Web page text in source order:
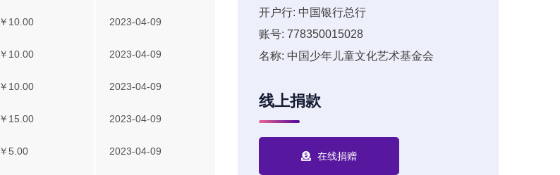
￥10.00 2023-04-09
￥10.00 2023-04-09
￥10.00 2023-04-09
￥15.00 2023-04-09
￥5.00 2023-04-09
开户行: 中国银行总行
账号: 778350015028
名称: 中国少年儿童文化艺术基金会
线上捐款
在线捐赠